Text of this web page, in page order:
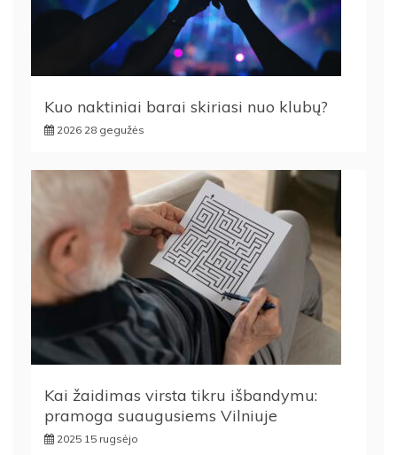
Kuo naktiniai barai skiriasi nuo klubų?
2026 28 gegužės
Kai žaidimas virsta tikru išbandymu:
pramoga suaugusiems Vilniuje
2025 15 rugsėjo